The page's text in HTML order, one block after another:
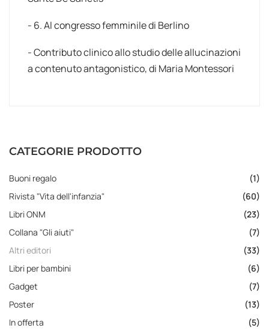
- 6. Al congresso femminile di Berlino
- Contributo clinico allo studio delle allucinazioni
a contenuto antagonistico, di Maria Montessori
CATEGORIE PRODOTTO
Buoni regalo
(1)
Rivista "Vita dell'infanzia"
(60)
Libri ONM
(23)
Collana "Gli aiuti"
(7)
Altri editori
(33)
Libri per bambini
(6)
Gadget
(7)
Poster
(13)
In offerta
(5)